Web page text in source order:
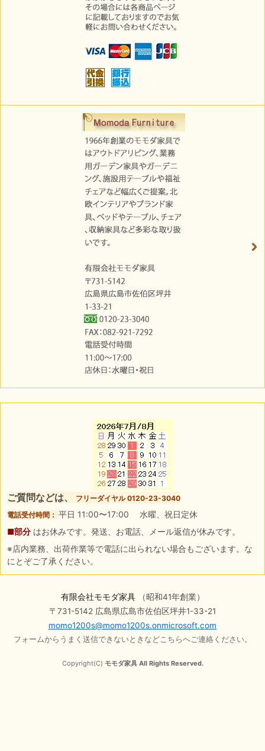
ご質問などは、
フリーダイヤル 0120-23-3040
電話受付時間： 平日 11:00〜17:00 水曜、祝日定休
■部分 はお休みです。発送、お電話、メール返信が休みです。
※店内業務、出荷作業等で電話に出られない場合もございます。な
にとぞご了承ください。
有限会社モモダ家具（昭和41年創業）
〒731-5142 広島県広島市佐伯区坪井1-33-21
momo1200s@momo1200s.onmicrosoft.com
フォームからうまく送信できないときなどこちらへご連絡ください。
Copyright(C) モモダ家具 All Rights Reserved.